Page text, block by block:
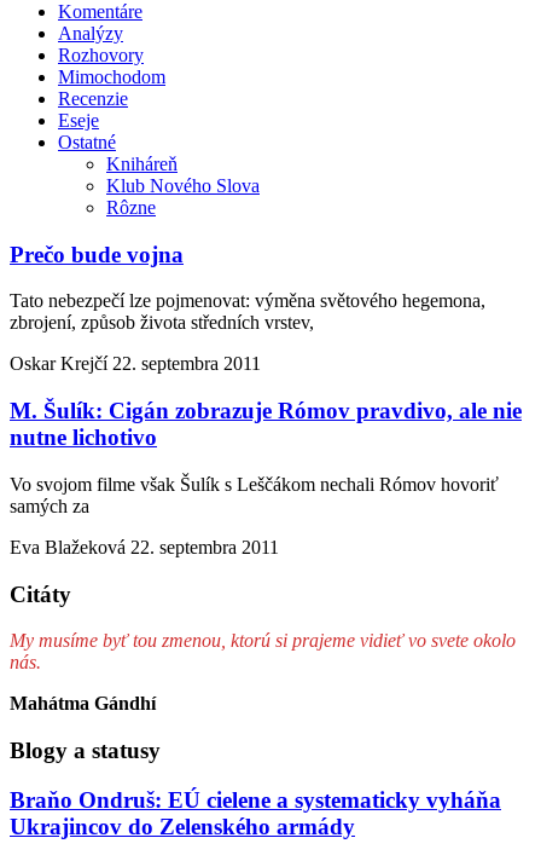
Komentáre
Analýzy
Rozhovory
Mimochodom
Recenzie
Eseje
Ostatné
Kniháreň
Klub Nového Slova
Rôzne
Prečo bude vojna
Tato nebezpečí lze pojmenovat: výměna světového hegemona,
zbrojení, způsob života středních vrstev,
Oskar Krejčí22. septembra 2011
M. Šulík: Cigán zobrazuje Rómov pravdivo, ale nie
nutne lichotivo
Vo svojom filme však Šulík s Leščákom nechali Rómov hovoriť
samých za
Eva Blažeková 22. septembra 2011
Citáty
My musíme byť tou zmenou, ktorú si prajeme vidieť vo svete okolo
nás.
Mahátma Gándhí
Blogy a statusy
Braňo Ondruš: EÚ cielene a systematicky vyháňa
Ukrajincov do Zelenského armády